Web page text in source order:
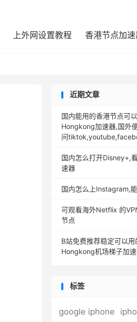
上外网设置教程 香港节点加
近期文章
国内能用的香港节点可
Hongkong加速器,国外
问
国内怎么打开Disney+,
速器
国内怎么上Instagram,
可观看海外Netflix 的
节点
B站免费推荐稳定可以用
Hongkong机场梯子加
标签
google iphone